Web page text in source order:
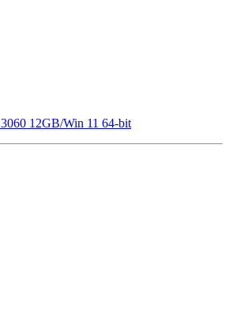
12GB/Win 11 64-bit